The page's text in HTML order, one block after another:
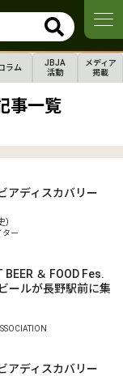
ラム
JBJA
活動
メディア
掲載
事一覧
アディスカバリー
ター
＆ FOOD Fes.
ールが長野駅前に集
アディスカバリー